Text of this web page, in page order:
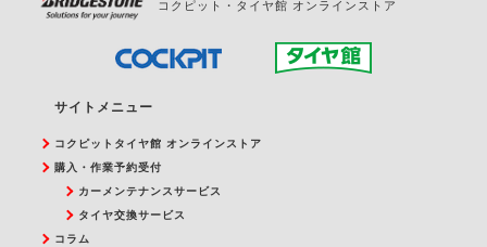
コクピット・タイヤ館 オンラインストア
サイトメニュー
コクピットタイヤ館 オンラインストア
購入・作業予約受付
カーメンテナンスサービス
タイヤ交換サービス
コラム